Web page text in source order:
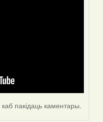
каб пакідаць каментары.